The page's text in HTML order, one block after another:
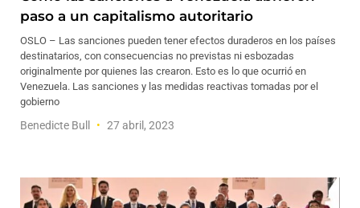
paso a un capitalismo autoritario
OSLO – Las sanciones pueden tener efectos duraderos en los países
destinatarios, con consecuencias no previstas ni esbozadas
originalmente por quienes las crearon. Esto es lo que ocurrió en
Venezuela. Las sanciones y las medidas reactivas tomadas por el
gobierno
Benedicte Bull 27 abril, 2023